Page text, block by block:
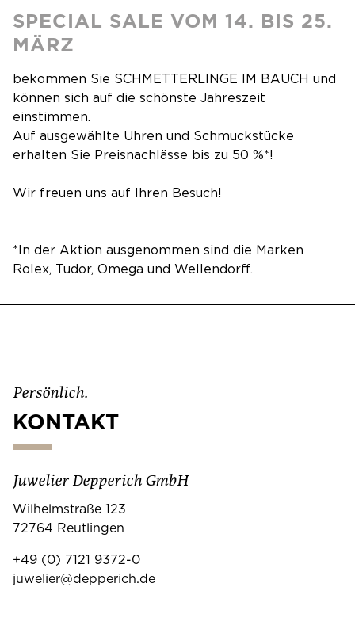
SPECIAL SALE VOM 14. BIS 25.
MÄRZ
bekommen Sie SCHMETTERLINGE IM BAUCH und
können sich auf die schönste Jahreszeit
einstimmen.
Auf ausgewählte Uhren und Schmuckstücke
erhalten Sie Preisnachlässe bis zu 50 %*!
Wir freuen uns auf Ihren Besuch!
*In der Aktion ausgenommen sind die Marken
Rolex, Tudor, Omega und Wellendorff.
Persönlich.
KONTAKT
Juwelier Depperich GmbH
Wilhelmstraße 123
72764 Reutlingen
+49 (0) 7121 9372-0
juwelier@depperich.de